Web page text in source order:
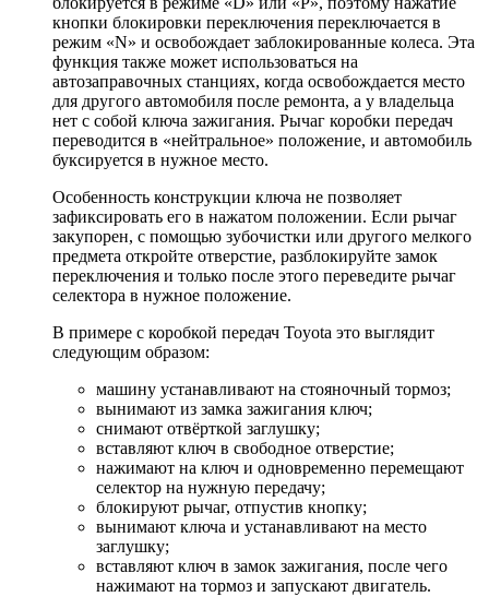
кнопки блокировки переключения переключается в
режим «N» и освобождает заблокированные колеса. Эта
функция также может использоваться на
автозаправочных станциях, когда освобождается место
для другого автомобиля после ремонта, а у владельца
нет с собой ключа зажигания. Рычаг коробки передач
переводится в «нейтральное» положение, и автомобиль
буксируется в нужное место.
Особенность конструкции ключа не позволяет
зафиксировать его в нажатом положении. Если рычаг
закупорен, с помощью зубочистки или другого мелкого
предмета откройте отверстие, разблокируйте замок
переключения и только после этого переведите рычаг
селектора в нужное положение.
В примере с коробкой передач Toyota это выглядит
следующим образом:
машину устанавливают на стояночный тормоз;
вынимают из замка зажигания ключ;
снимают отвёрткой заглушку;
вставляют ключ в свободное отверстие;
нажимают на ключ и одновременно перемещают
селектор на нужную передачу;
блокируют рычаг, отпустив кнопку;
вынимают ключа и устанавливают на место
заглушку;
вставляют ключ в замок зажигания, после чего
нажимают на тормоз и запускают двигатель.